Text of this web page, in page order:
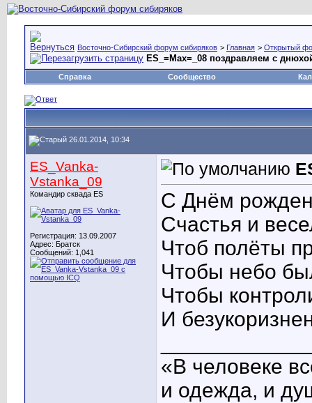
Восточно-Сибирский форум сибиряков > Главная > Открытый
ES_=Max=_08 поздравляем с
Справка Сообщество
26.01.2014, 10:34
ES_Vanka-
Vstanka_09
Командир сквада ES
Регистрация: 13.09.2007
Адрес: Братск
Сообщений: 1,041
С Днём
Счастья и
Чтоб полёты
Чтобы небо
Чтобы
И
«В человеке
и одежда, и